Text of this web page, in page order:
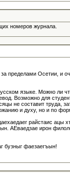
номеров журнала.
пределами Осетии, и
языке. Можно ли
Возможно для
не составит труда,
и духу, но и по
райстаис ацы
АЕваедзае ирон
бузныг фаезаегъын!